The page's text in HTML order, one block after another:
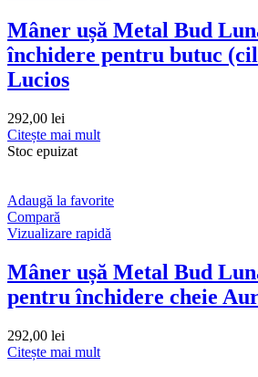
Mâner ușă Metal Bud
închidere pentru butuc
Lucios
292,00 lei
Citește mai mult
Stoc epuizat
Adaugă la favorite
Compară
Vizualizare rapidă
Mâner ușă Metal Bud
pentru închidere cheie
292,00 lei
Citește mai mult